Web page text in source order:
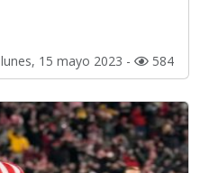
lunes, 15 mayo 2023 - 584